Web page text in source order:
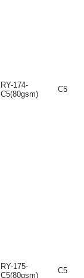
RY-174-
C5(80gsm)
C5
RY-175-
C5(80gsm)
C5